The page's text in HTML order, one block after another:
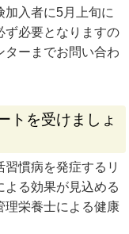
加入者に5月上旬に
ず必要となりますの
ターまでお問い合わ
トを受けましょ
慣病を発症するリ
よる効果が見込める
理栄養士による健康